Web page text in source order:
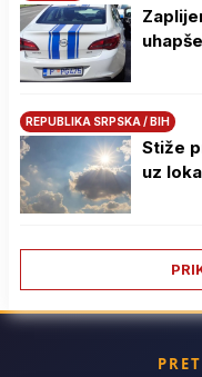
REPUBLIKA SRPSKA / BIH
Stiže
uz